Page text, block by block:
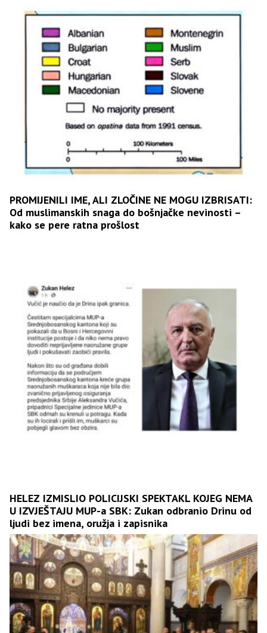
PROMIJENILI IME, ALI ZLOČINE NE MOGU IZBRISATI:
Od muslimanskih snaga do bošnjačke nevinosti –
kako se pere ratna prošlost
HELEZ IZMISLIO POLICIJSKI SPEKTAKL KOJEG NEMA
U IZVJEŠTAJU MUP-a SBK: Zukan odbranio Drinu od
ljudi bez imena, oružja i zapisnika